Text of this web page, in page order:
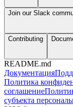
Join our Slack
Contributing
README.md
Документация
Политика
соглашение
субъекта